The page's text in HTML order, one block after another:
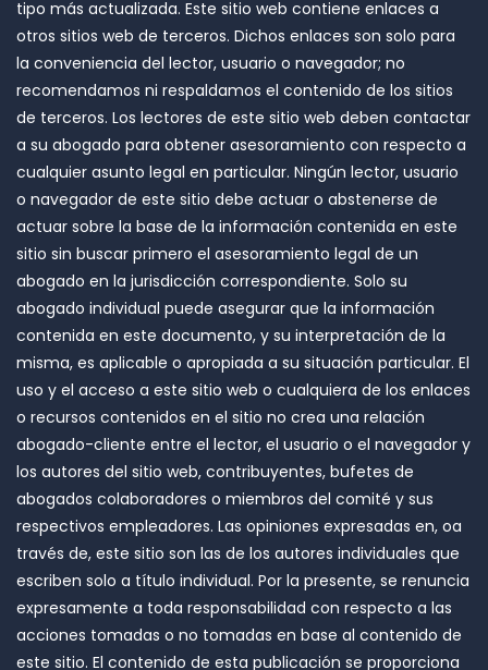
tipo más actualizada. Este sitio web contiene enlaces a
otros sitios web de terceros. Dichos enlaces son solo para
la conveniencia del lector, usuario o navegador; no
recomendamos ni respaldamos el contenido de los sitios
de terceros. Los lectores de este sitio web deben contactar
a su abogado para obtener asesoramiento con respecto a
cualquier asunto legal en particular. Ningún lector, usuario
o navegador de este sitio debe actuar o abstenerse de
actuar sobre la base de la información contenida en este
sitio sin buscar primero el asesoramiento legal de un
abogado en la jurisdicción correspondiente. Solo su
abogado individual puede asegurar que la información
contenida en este documento, y su interpretación de la
misma, es aplicable o apropiada a su situación particular. El
uso y el acceso a este sitio web o cualquiera de los enlaces
o recursos contenidos en el sitio no crea una relación
abogado-cliente entre el lector, el usuario o el navegador y
los autores del sitio web, contribuyentes, bufetes de
abogados colaboradores o miembros del comité y sus
respectivos empleadores. Las opiniones expresadas en, oa
través de, este sitio son las de los autores individuales que
escriben solo a título individual. Por la presente, se renuncia
expresamente a toda responsabilidad con respecto a las
acciones tomadas o no tomadas en base al contenido de
este sitio. El contenido de esta publicación se proporciona